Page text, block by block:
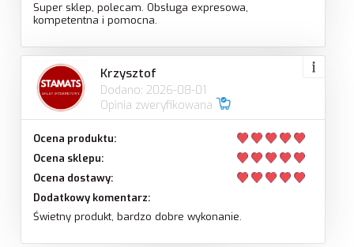
Super sklep, polecam. Obsługa expresowa,
kompetentna i pomocna.
Krzysztof
Dodano: 2026-08-01
Opinia zweryfikowana
Ocena produktu:
Ocena sklepu:
Ocena dostawy:
Dodatkowy komentarz:
Świetny produkt, bardzo dobre wykonanie.